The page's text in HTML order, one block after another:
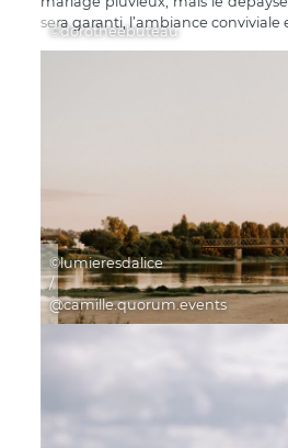
sera garanti, l’ambiance
©dorotheebuteau
©lumieresdalice
/
@camille.quorum.events